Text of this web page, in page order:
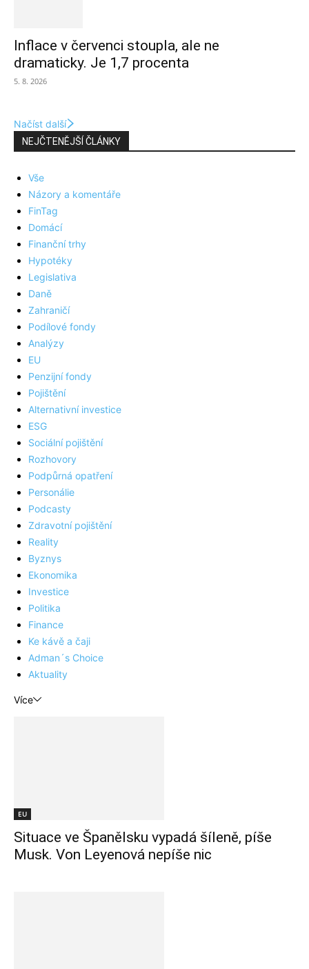
Inflace v červenci stoupla, ale ne
dramaticky. Je 1,7 procenta
5. 8. 2026
Načíst další
NEJČTENĚJŠÍ ČLÁNKY
Vše
Názory a komentáře
FinTag
Domácí
Finanční trhy
Hypotéky
Legislativa
Daně
Zahraničí
Podílové fondy
Analýzy
EU
Penzijní fondy
Pojištění
Alternativní investice
ESG
Sociální pojištění
Rozhovory
Podpůrná opatření
Personálie
Podcasty
Zdravotní pojištění
Reality
Byznys
Ekonomika
Investice
Politika
Finance
Ke kávě a čaji
Adman´s Choice
Aktuality
Více
EU
Situace ve Španělsku vypadá šíleně, píše
Musk. Von Leyenová nepíše nic